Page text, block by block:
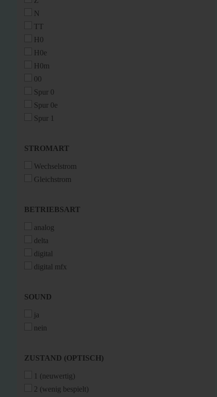
N
TT
H0
H0e
H0m
00
Spur 0
Spur 0e
Spur 1
STROMART
STROMART
Wechselstrom
Gleichstrom
BETRIEBSART
BETRIEBSART
analog
delta
digital
digital mfx
SOUND
SOUND
ja
nein
ZUSTAND
ZUSTAND (OPTISCH)
1 (neuwertig)
2 (wenig bespielt)